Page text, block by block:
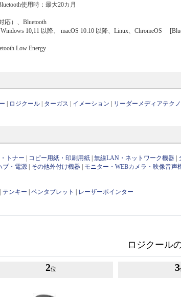
使用時：最大20カ月
応）、Bluetooth
10,11 以降、 macOS 10.10 以降、Linux、ChromeOS
Low Energy
ロジクール ターガス イメーション リーダーメディアテクノ
トナー コピー用紙・印刷用紙 |無線LAN・ネットワーク機器
ブ・電源 その他外付け機器 モニター・WEBカメラ・映像音声
テンキー |ペンタブレット レーザーポインター
ロジクール
2位 3